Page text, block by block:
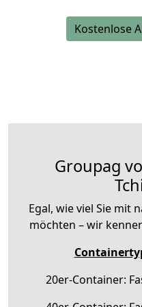
Kostenlose
Groupag
Egal, wie viel Sie mit
möchten – wir
20er-Container: